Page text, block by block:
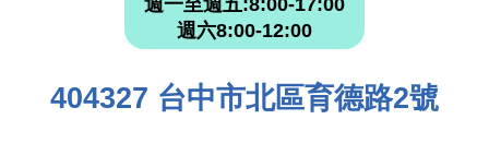
週一至週五:8:00-17:00
週六8:00-12:00
404327 台中市北區育德路2號